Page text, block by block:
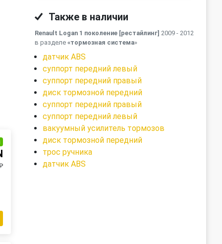
Также в наличии
Renault Logan 1 поколение [рестайлинг] 2009 - 2012
в разделе «тормозная система»
датчик ABS
суппорт передний левый
суппорт передний правый
диск тормозной передний
суппорт передний правый
суппорт передний левый
вакуумный усилитель тормозов
диск тормозной передний
трос ручника
датчик ABS